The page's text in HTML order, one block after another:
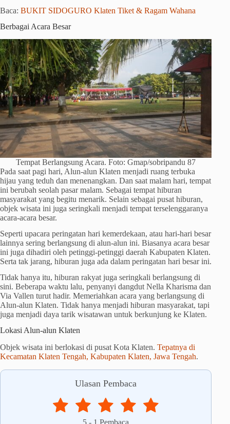
Baca: BUKIT SIDOGURO Klaten Tiket & Ragam Wahana
Berbagai Acara Besar
Tempat Berlangsung Acara. Foto: Gmap/sobripandu 87
Pada saat pagi hari, Alun-alun Klaten menjadi ruang terbuka
hijau yang teduh dan menenangkan. Dan saat malam hari, tempat
ini berubah seolah pasar malam. Sebagai tempat hiburan
masyarakat yang begitu menarik. Selain sebagai pusat hiburan,
objek wisata ini juga seringkali menjadi tempat terselenggaranya
acara-acara besar.
Seperti upacara peringatan hari kemerdekaan, atau hari-hari besar
lainnya sering berlangsung di alun-alun ini. Biasanya acara besar
ini juga dihadiri oleh petinggi-petinggi daerah Kabupaten Klaten.
Serta tak jarang, hiburan juga ada dalam peringatan hari besar ini.
Tidak hanya itu, hiburan rakyat juga seringkali berlangsung di
sini. Beberapa waktu lalu, penyanyi dangdut Nella Kharisma dan
Via Vallen turut hadir. Memeriahkan acara yang berlangsung di
Alun-alun Klaten. Tidak hanya menjadi hiburan masyarakat, tapi
juga menjadi daya tarik wisatawan untuk berkunjung ke Klaten.
Lokasi Alun-alun Klaten
Objek wisata ini berlokasi di pusat Kota Klaten. Tepatnya di
Kecamatan Klaten Tengah, Kabupaten Klaten, Jawa Tengah.
Ulasan Pembaca
5 - 1 Pembaca